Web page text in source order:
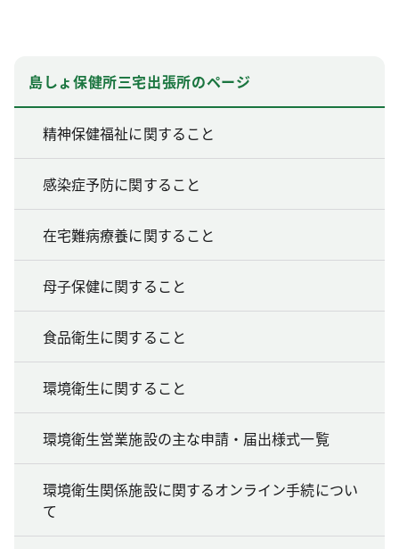
島しょ保健所三宅出張所のページ
精神保健福祉に関すること
感染症予防に関すること
在宅難病療養に関すること
母子保健に関すること
食品衛生に関すること
環境衛生に関すること
環境衛生営業施設の主な申請・届出様式一覧
環境衛生関係施設に関するオンライン手続につい
て